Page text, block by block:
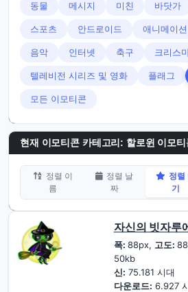
동물 메시지 미친 바닷가
스포츠 안드로이드 애니메이션
음악 인터넷 축구 크리스
텔레비전 시리즈 및 영화 플래그
모든 이모티콘
현재 이모티콘 카테고리: 할로윈 이모티
정렬 이
름
정렬 날
짜
정렬
기
자신의 빗자루
폭: 88px, 고도:
50kb
신: 75.181 시대
다운로드: 6.927